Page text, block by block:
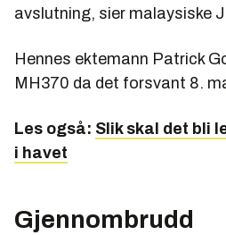
avslutning, sier malaysiske
Hennes ektemann Patrick
MH370 da det forsvant 8.
Les også: Slik skal det bli
i havet
Gjennombrudd